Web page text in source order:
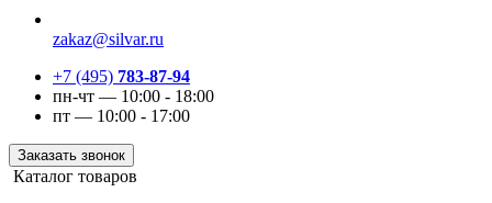
zakaz@silvar.ru
+7 (495) 783-87-94
пн-чт — 10:00 - 18:00
пт — 10:00 - 17:00
Заказать звонок
Каталог товаров